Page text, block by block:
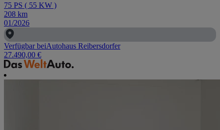
75 PS ( 55 KW )
208 km
01/2026
Verfügbar beiAutohaus Reibersdorfer
27.490,00 €